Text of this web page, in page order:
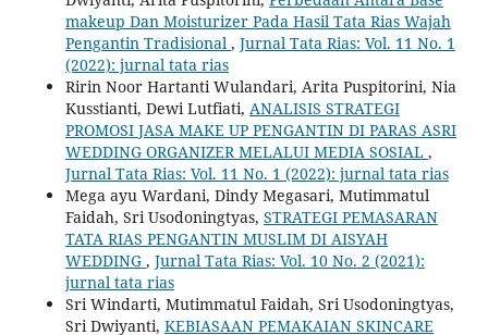
makeup Dan Moisturizer Pada Hasil Tata Rias Wajah
Pengantin Tradisional , Jurnal Tata Rias: Vol. 11 No. 1
(2022): jurnal tata rias
Ririn Noor Hartanti Wulandari, Arita Puspitorini, Nia
Kusstianti, Dewi Lutfiati, ANALISIS STRATEGI
PROMOSI JASA MAKE UP PENGANTIN DI PARAS ASRI
WEDDING ORGANIZER MELALUI MEDIA SOSIAL ,
Jurnal Tata Rias: Vol. 11 No. 1 (2022): jurnal tata rias
Mega ayu Wardani, Dindy Megasari, Mutimmatul
Faidah, Sri Usodoningtyas, STRATEGI PEMASARAN
TATA RIAS PENGANTIN MUSLIM DI AISYAH
WEDDING , Jurnal Tata Rias: Vol. 10 No. 2 (2021):
jurnal tata rias
Sri Windarti, Mutimmatul Faidah, Sri Usodoningtyas,
Sri Dwiyanti, KEBIASAAN PEMAKAIAN SKINCARE